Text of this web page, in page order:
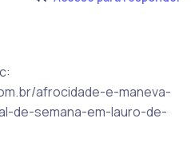
afrocidade-e-maneva-
de-semana-em-lauro-de-